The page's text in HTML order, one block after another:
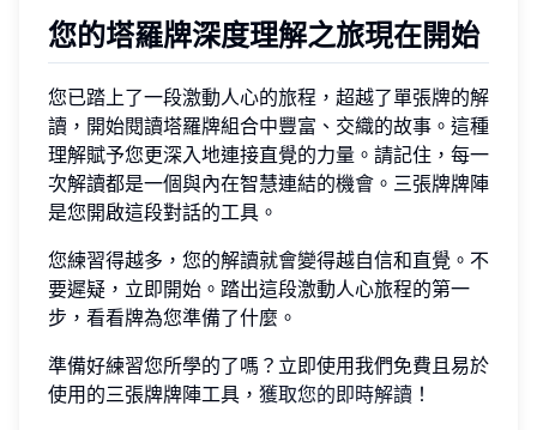
您的塔羅牌深度理解之旅現在開始
您已踏上了一段激動人心的旅程，超越了單張牌的解
讀，開始閱讀塔羅牌組合中豐富、交織的故事。這種
理解賦予您更深入地連接直覺的力量。請記住，每一
次解讀都是一個與內在智慧連結的機會。三張牌牌陣
是您開啟這段對話的工具。
您練習得越多，您的解讀就會變得越自信和直覺。不
要遲疑，立即開始。踏出這段激動人心旅程的第一
步，看看牌為您準備了什麼。
準備好練習您所學的了嗎？立即使用我們免費且易於
使用的三張牌牌陣工具， 獲取您的即時解讀 ！